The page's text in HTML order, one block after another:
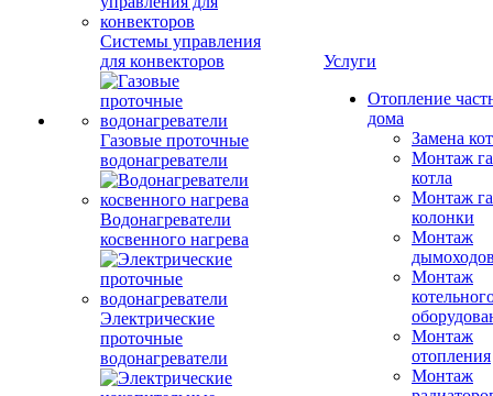
Системы управления
для конвекторов
Газовые проточные
водонагреватели
Водонагреватели
косвенного нагрева
Электрические
проточные
водонагреватели
Услуги
Отопление
дома
Замена
Монтаж
котла
Монтаж
колонки
Монтаж
Монтаж
Монтаж
отопления
Монтаж